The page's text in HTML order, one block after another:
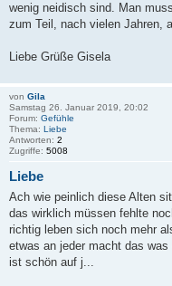
wenig neidisch sind. Man
zum Teil, nach vielen Jahren,
Liebe Grüße Gisela
von Gila
Samstag 26. Januar 2019, 20:02
Forum: Gefühle
Thema: Liebe
Antworten: 2
Zugriffe: 5008
Liebe
Ach wie peinlich diese Alten
das wirklich müssen fehlte
richtig leben sich noch mehr
etwas an jeder macht das
ist schön auf j...